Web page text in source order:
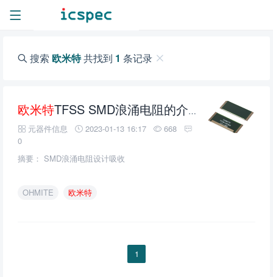
搜索 欧米特共找到 1 条记录
欧米特TFSS SMD浪涌电阻的介绍、特性、及应用
元器件信息 2023-01-13 16:17
668
0
摘要： SMD浪涌电阻设计吸收
OHMITE 欧米特
1